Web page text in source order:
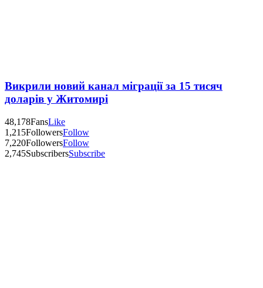
Викрили новий канал міграції за 15 тисяч
доларів у Житомирі
48,178FansLike
1,215FollowersFollow
7,220FollowersFollow
2,745SubscribersSubscribe